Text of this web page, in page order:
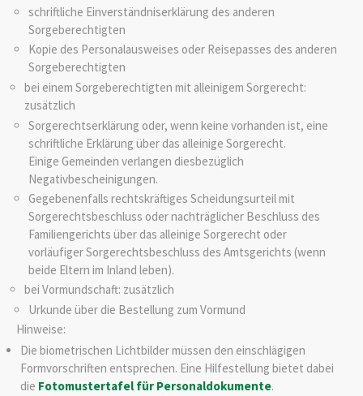
schriftliche Einverständniserklärung des anderen
Sorgeberechtigten
Kopie des Personalausweises oder Reisepasses des anderen
Sorgeberechtigten
bei einem Sorgeberechtigten mit alleinigem Sorgerecht:
zusätzlich
Sorgerechtserklärung oder, wenn keine vorhanden ist, eine
schriftliche Erklärung über das alleinige Sorgerecht.
Einige Gemeinden verlangen diesbezüglich
Negativbescheinigungen.
Gegebenenfalls rechtskräftiges Scheidungsurteil mit
Sorgerechtsbeschluss oder nachträglicher Beschluss des
Familiengerichts über das alleinige Sorgerecht oder
vorläufiger Sorgerechtsbeschluss des Amtsgerichts (wenn
beide Eltern im Inland leben).
bei Vormundschaft: zusätzlich
Urkunde über die Bestellung zum Vormund
Hinweise:
Die biometrischen Lichtbilder müssen den einschlägigen
Formvorschriften entsprechen. Eine Hilfestellung bietet dabei
die Fotomustertafel für Personaldokumente.